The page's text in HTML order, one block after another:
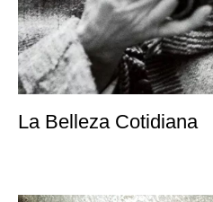
La Belleza Cotidiana